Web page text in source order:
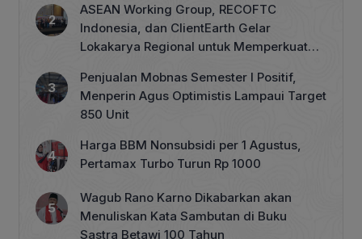
ASEAN Working Group, RECOFTC
Indonesia, dan ClientEarth Gelar
Lokakarya Regional untuk Memperkuat
Penjualan Mobnas Semester I Positif,
Menperin Agus Optimistis Lampaui Target
850 Unit
Harga BBM Nonsubsidi per 1 Agustus,
Pertamax Turbo Turun Rp 1000
Wagub Rano Karno Dikabarkan akan
Menuliskan Kata Sambutan di Buku
Sastra Betawi 100 Tahun